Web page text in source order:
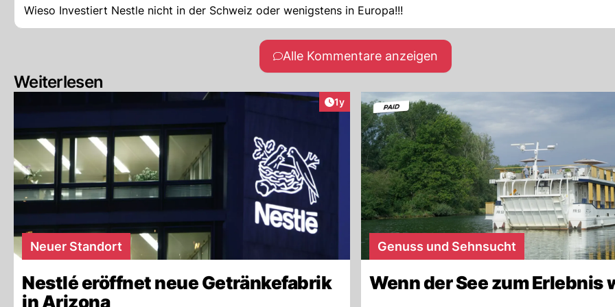
Wieso Investiert Nestle nicht in der Schweiz oder wenigstens in Europa!!!
Alle Kommentare anzeigen
Weiterlesen
Artikel veröffentlicht:
1y
Neuer Standort
Nestlé eröffnet neue Getränkefabrik
in Arizona
Genuss und Sehnsucht
Wenn der See zum Erlebnis